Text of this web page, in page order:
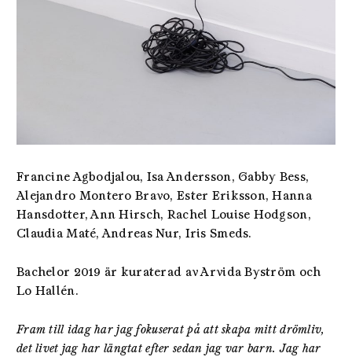
Francine Agbodjalou, Isa Andersson, Gabby Bess,
Alejandro Montero Bravo, Ester Eriksson, Hanna
Hansdotter, Ann Hirsch, Rachel Louise Hodgson,
Claudia Maté, Andreas Nur, Iris Smeds.
Bachelor 2019 är kuraterad av Arvida Byström och
Lo Hallén.
Fram till idag har jag fokuserat på att skapa mitt drömliv,
det livet jag har längtat efter sedan jag var barn. Jag har